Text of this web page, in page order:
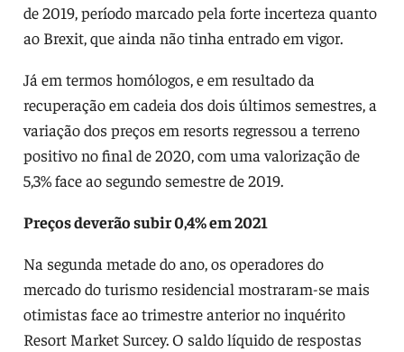
de 2019, período marcado pela forte incerteza quanto
ao Brexit, que ainda não tinha entrado em vigor.
Já em termos homólogos, e em resultado da
recuperação em cadeia dos dois últimos semestres, a
variação dos preços em resorts regressou a terreno
positivo no final de 2020, com uma valorização de
5,3% face ao segundo semestre de 2019.
Preços deverão subir 0,4% em 2021
Na segunda metade do ano, os operadores do
mercado do turismo residencial mostraram-se mais
otimistas face ao trimestre anterior no inquérito
Resort Market Surcey. O saldo líquido de respostas